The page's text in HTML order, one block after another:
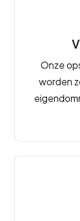
Onze
worden